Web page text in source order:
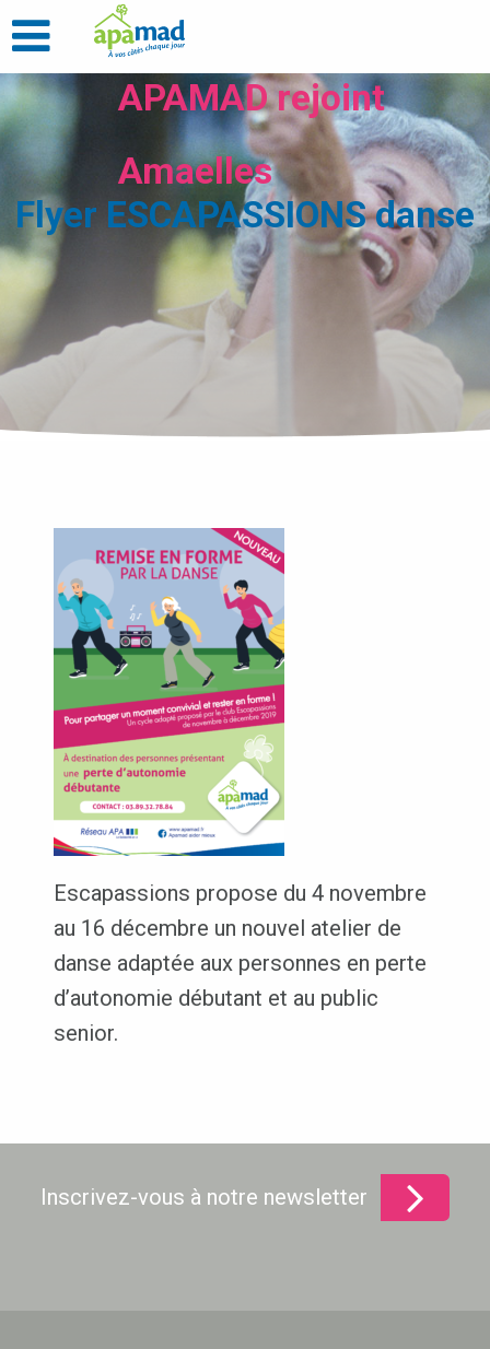
APAMAD rejoint
Amaelles
Flyer ESCAPASSIONS danse
Escapassions propose du 4 novembre
au 16 décembre un nouvel atelier de
danse adaptée aux personnes en perte
d’autonomie débutant et au public
senior.
Inscrivez-vous à notre newsletter